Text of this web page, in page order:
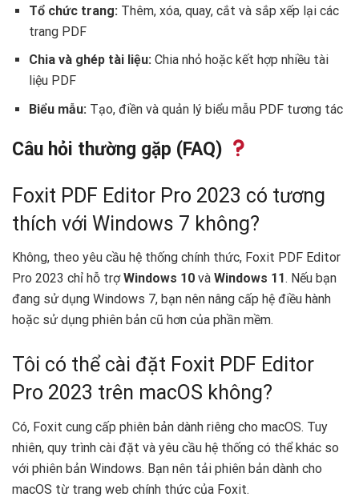
Tổ chức trang: Thêm, xóa, quay, cắt và sắp xếp lại các
trang PDF
Chia và ghép tài liệu:Chia nhỏ hoặc kết hợp nhiều tài
liệu PDF
Biểu mẫu:Tạo, điền và quản lý biểu mẫu PDF tương tác
Câu hỏi thường gặp (FAQ)
Foxit PDF Editor Pro 2023 có tương
thích với Windows 7 không?
Không, theo yêu cầu hệ thống chính thức, Foxit PDF Editor
Pro 2023 chỉ hỗ trợWindows 10 và Windows 11. Nếu bạn
đang sử dụng Windows 7, bạn nên nâng cấp hệ điều hành
hoặc sử dụng phiên bản cũ hơn của phần mềm.
Tôi có thể cài đặt Foxit PDF Editor
Pro 2023 trên macOS không?
Có, Foxit cung cấp phiên bản dành riêng cho macOS. Tuy
nhiên, quy trình cài đặt và yêu cầu hệ thống có thể khác so
với phiên bản Windows. Bạn nên tải phiên bản dành cho
macOS từ trang web chính thức của Foxit.